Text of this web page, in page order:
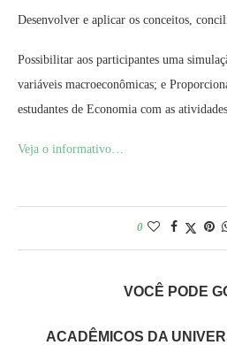
Desenvolver e aplicar os conceitos,
Possibilitar aos participantes uma
variáveis macroeconômicas; e
estudantes de Economia com as
Veja o informativo…
0
VOCÊ PODE
ACADÊMICOS DA